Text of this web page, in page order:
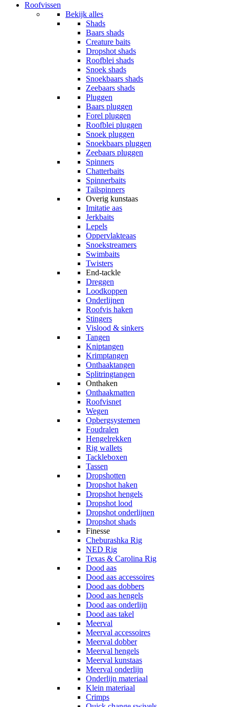
Roofvissen
Bekijk alles
Shads
Baars shads
Creature baits
Dropshot shads
Roofblei shads
Snoek shads
Snoekbaars shads
Zeebaars shads
Pluggen
Baars pluggen
Forel pluggen
Roofblei pluggen
Snoek pluggen
Snoekbaars pluggen
Zeebaars pluggen
Spinners
Chatterbaits
Spinnerbaits
Tailspinners
Overig kunstaas
Imitatie aas
Jerkbaits
Lepels
Oppervlakteaas
Snoekstreamers
Swimbaits
Twisters
End-tackle
Dreggen
Loodkoppen
Onderlijnen
Roofvis haken
Stingers
Vislood & sinkers
Tangen
Kniptangen
Krimptangen
Onthaaktangen
Splitringtangen
Onthaken
Onthaakmatten
Roofvisnet
Wegen
Opbergsystemen
Foudralen
Hengelrekken
Rig wallets
Tackleboxen
Tassen
Dropshotten
Dropshot haken
Dropshot hengels
Dropshot lood
Dropshot onderlijnen
Dropshot shads
Finesse
Cheburashka Rig
NED Rig
Texas & Carolina Rig
Dood aas
Dood aas accessoires
Dood aas dobbers
Dood aas hengels
Dood aas onderlijn
Dood aas takel
Meerval
Meerval accessoires
Meerval dobber
Meerval hengels
Meerval kunstaas
Meerval onderlijn
Onderlijn materiaal
Klein materiaal
Crimps